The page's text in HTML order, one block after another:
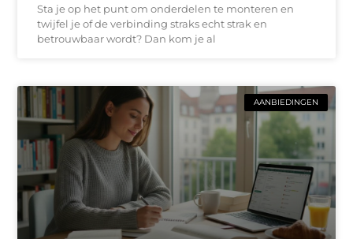
Sta je op het punt om onderdelen te monteren en
twijfel je of de verbinding straks echt strak en
betrouwbaar wordt? Dan kom je al
AANBIEDINGEN